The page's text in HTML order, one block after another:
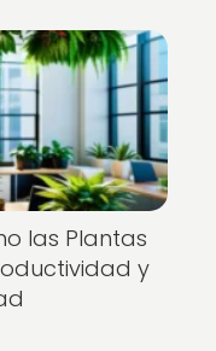
las Plantas
y